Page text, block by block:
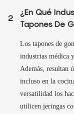
2
¿En Qué
Tapones De
Los tapones de
industrias médica
Además, resultan
incluso en la
versatilidad los
utilicen jeringas